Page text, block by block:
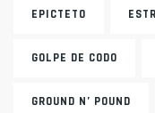
EPICTETO
GOLPE DE CODO
GROUND N’ POUND